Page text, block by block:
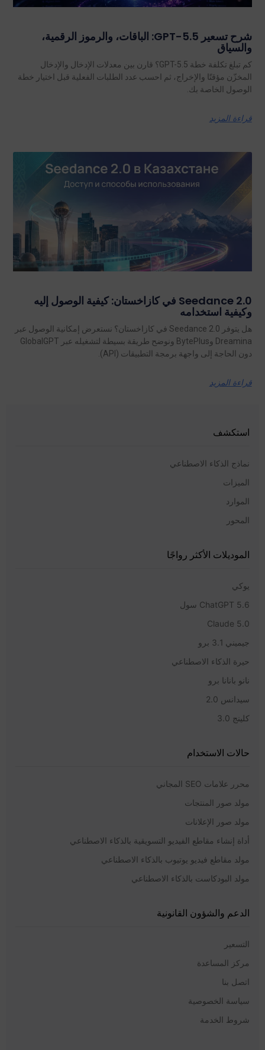
شرح تسعير GPT-5.5: الباقات، والرموز الرقمية،
والسياق
كم تبلغ تكلفة خطة GPT-5.5؟ قارن بين معدلات الإدخال والإدخال
المخزّن مؤقتًا والإخراج، ثم احسب عدد الطلبات الفعلية قبل اختيار خطة
الوصول الخاصة بك.
قراءة المزيد
Seedance 2.0 في كازاخستان: كيفية الوصول إليه
وكيفية استخدامه
هل يتوفر Seedance 2.0 في كازاخستان؟ نستعرض إمكانية الوصول عبر
Dreamina وBytePlus ونوضح طريقة بسيطة لتشغيله عبر GlobalGPT
دون الحاجة إلى واجهة برمجة التطبيقات (API).
قراءة المزيد
استكشف
نماذج الذكاء الاصطناعي
الميزات
الموارد
المحور
الموديلات الأكثر رواجًا
يوكي
ChatGPT 5.6 سول
Claude 5.0
جيميني 3.1 برو
حيرة الذكاء الاصطناعي
نانو بانانا برو
سيدانس 2.0
كلينج 3.0
حالات الاستخدام
محرر علامات SEO المجاني
مولد صور المنتجات
مولد صور الإعلانات
أداة إنشاء مقاطع الفيديو التسويقية بالذكاء الاصطناعي
مولد مقاطع فيديو يوتيوب بالذكاء الاصطناعي
مولد البودكاست بالذكاء الاصطناعي
الدعم والشؤون القانونية
التسعير
مركز المساعدة
اتصل بنا
سياسة الخصوصية
شروط الخدمة